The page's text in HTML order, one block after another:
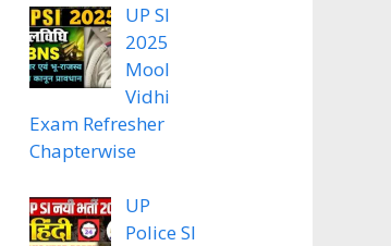
UP SI
2025
Mool
Vidhi
Exam Refresher
Chapterwise
UP
Police SI